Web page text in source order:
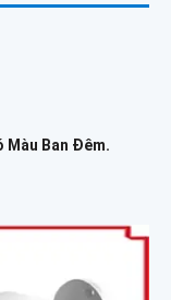
Màu Ban Ðêm.